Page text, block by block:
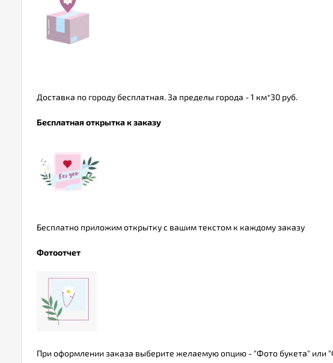
Доставка по городу бесплатная. За пределы города - 1 км*30 руб.
Бесплатная открытка к заказу
Бесплатно приложим открытку с вашим текстом к каждому заказу
Фотоотчет
При оформлении заказа выберите желаемую опцию - "Фото букета" или